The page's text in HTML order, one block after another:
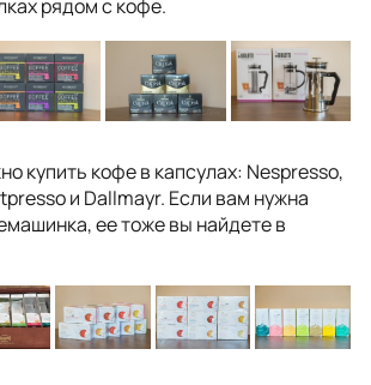
рядом с кофе.
купить кофе в капсулах: Nespresso,
и Dallmayr. Если вам нужна
ее тоже вы найдете в